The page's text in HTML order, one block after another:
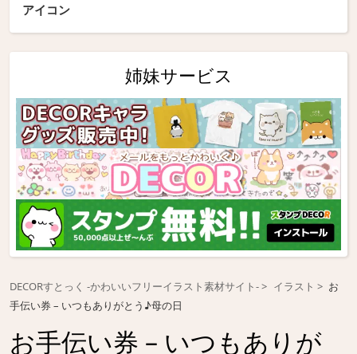
アイコン
姉妹サービス
DECORすとっく -かわいいフリーイラスト素材サイト- イラスト
お
手伝い券 – いつもありがとう♪母の日
お手伝い券 – いつもありが